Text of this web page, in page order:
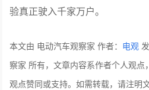
验真正驶入千家万户。
本文由 电动汽车观察家 作者： 电观
察家 所有，文章内容系作者个人观
观点赞同或支持。如需转载，请注明